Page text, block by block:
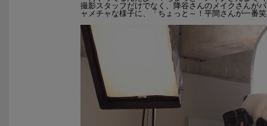
撮影スタッフだけでなく、降谷さんのメイクさんが
ャメチャな様子に、「ちょっと～！平間さんが一番